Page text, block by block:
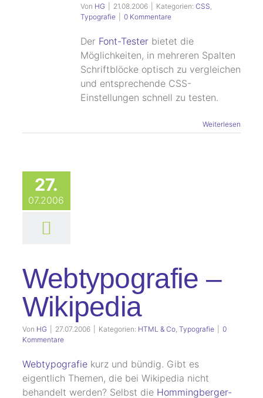
Von HG 21.08.2006 Kategorien: CSS,
Typografie
0 Kommentare
Der Font-Testerbietet die
Möglichkeiten, in mehreren Spalten
Schriftblöcke optisch zu vergleichen
und entsprechende CSS-
Einstellungen schnell zu testen.
Weiterlesen
27.
07.2006
Webtypografie –
Wikipedia
Von HG 27.07.2006 Kategorien: HTML & Co, Typografie
0
Kommentare
Webtypografiekurz und bündig. Gibt es
eigentlich Themen, die bei Wikipedia nicht
behandelt werden? Selbst die Hommingberger-